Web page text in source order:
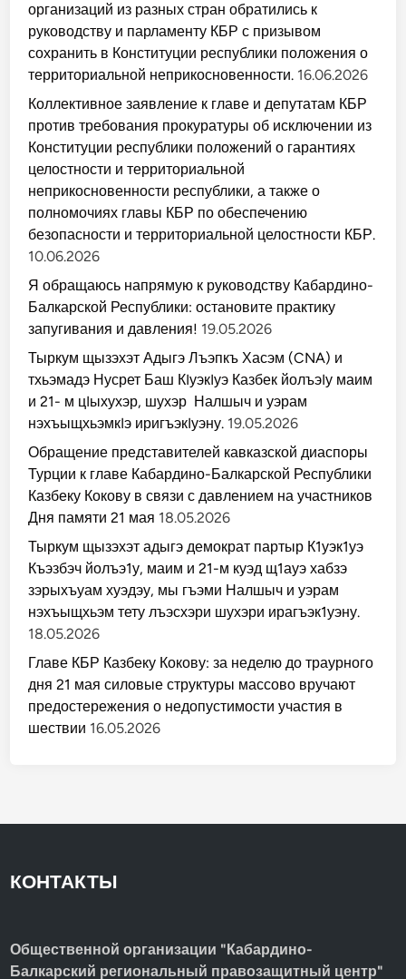
организаций из разных стран обратились к
руководству и парламенту КБР с призывом
сохранить в Конституции республики положения о
территориальной неприкосновенности. 16.06.2026
Коллективное заявление к главе и депутатам КБР
против требования прокуратуры об исключении из
Конституции республики положений о гарантиях
целостности и территориальной
неприкосновенности республики, а также о
полномочиях главы КБР по обеспечению
безопасности и территориальной целостности КБР.
10.06.2026
Я обращаюсь напрямую к руководству Кабардино-
Балкарской Республики: остановите практику
запугивания и давления! 19.05.2026
Тыркум щызэхэт Адыгэ Лъэпкъ Хасэм (CNA) и
тхьэмадэ Нусрет Баш КIуэкIуэ Казбек йолъэIу маим
и 21- м цIыхухэр, шухэр Налшыч и уэрам
нэхъыщхьэмкIэ иригъэкIуэну. 19.05.2026
Обращение представителей кавказской диаспоры
Турции к главе Кабардино-Балкарской Республики
Казбеку Кокову в связи с давлением на участников
Дня памяти 21 мая 18.05.2026
Тыркум щызэхэт адыгэ демократ партыр К1уэк1уэ
Къэзбэч йолъэ1у, маим и 21-м куэд щ1ауэ хабзэ
зэрыхъуам хуэдэу, мы гъэми Налшыч и уэрам
нэхъыщхьэм тету лъэсхэри шухэри ирагъэк1уэну.
18.05.2026
Главе КБР Казбеку Кокову: за неделю до траурного
дня 21 мая силовые структуры массово вручают
предостережения о недопустимости участия в
шествии 16.05.2026
КОНТАКТЫ
Общественной организации "Кабардино-
Балкарский региональный правозащитный центр"